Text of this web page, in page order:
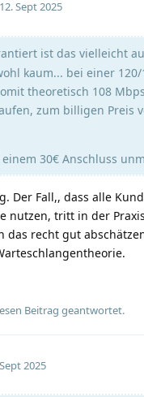
12. Sept 2025
ist das vielleicht
kaum... bei einer
theoretisch 108
zum billigen Preis
30€ Anschluss
Der Fall,, dass alle
nutzen, tritt in der
das recht gut
Beitrag geantwortet.
2025